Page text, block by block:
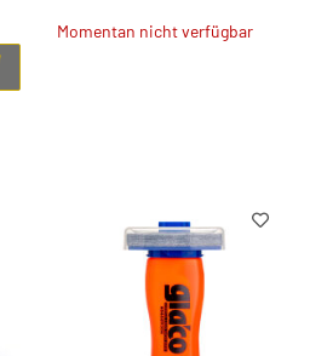
Momentan nicht verfügbar